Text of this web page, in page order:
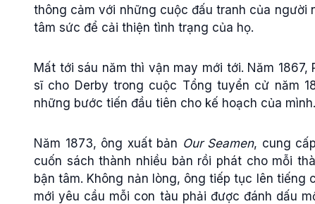
thông cảm với những cuộc đấu tranh của người
tâm sức để cải thiện tình trạng của họ.
Mất tới sáu năm thì vận may mới tới. Năm
sĩ cho Derby trong cuộc Tổng tuyển cử năm
những bước tiến đầu tiên cho kế hoạch của mình.
Năm 1873, ông xuất bản Our Seamen, cung
cuốn sách thành nhiều bản rồi phát cho mỗi
bận tâm. Không nản lòng, ông tiếp tục lên
mới yêu cầu mỗi con tàu phải được đánh dấu